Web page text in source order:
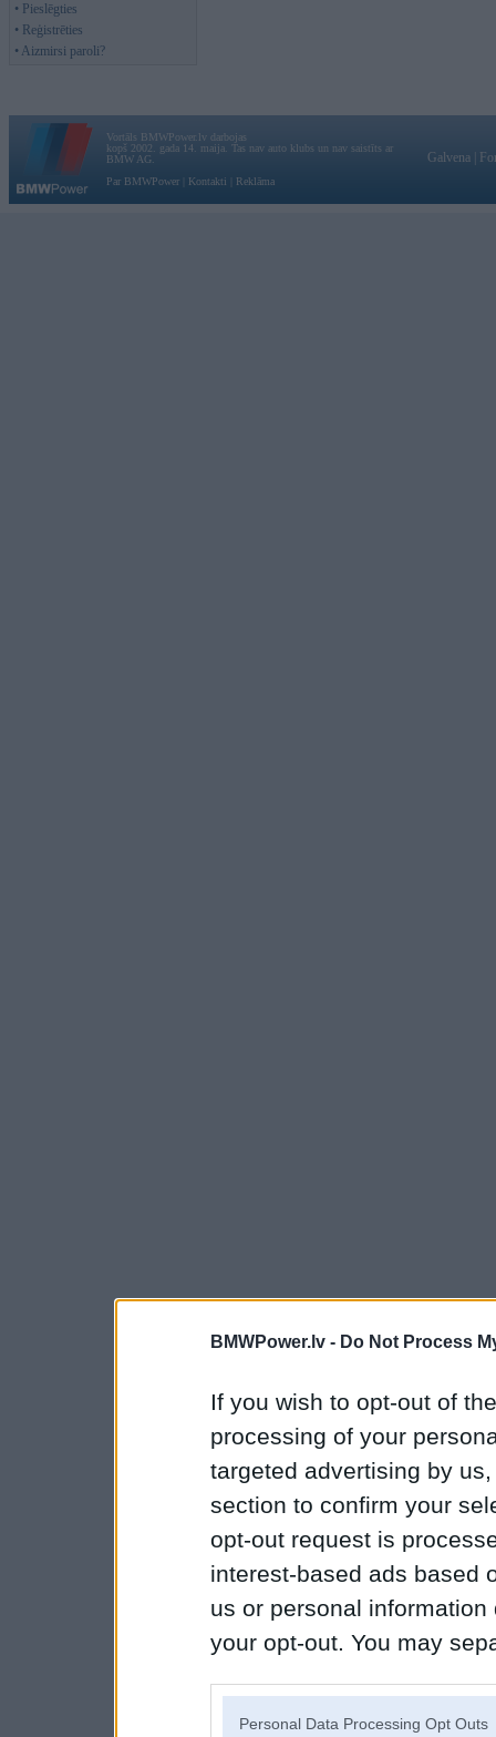
BMWPower.lv - Do Not Process
If you wish to opt-out of
processing of your
targeted advertising by
section to confirm your
opt-out request is
interest-based ads based
us or personal
your opt-out. You may
Personal Data Processing Opt Outs
• Pieslēgties
• Reģistrēties
• Aizmirsi paroli?
Vortāls BMWPower.lv darbojas
kopš 2002. gada 14. maija. Tas nav auto klubs un nav saistīts ar
BMW AG.
Par BMWPower
Kontakti Reklāma
Galvena